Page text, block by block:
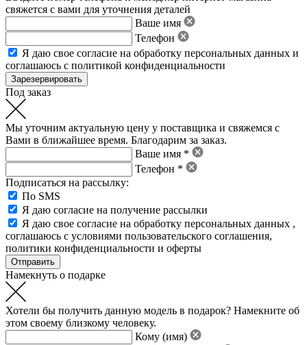
свяжется с вами для уточнения деталей
Ваше имя
Телефон
Я даю свое согласие на обработку персональных данных и
соглашаюсь с политикой конфиденциальности
Под заказ
Мы уточним актуальную цену у поставщика и свяжемся с
Вами в ближайшее время. Благодарим за заказ.
Ваше имя *
Телефон *
Подписаться на рассылку:
По SMS
Я даю согласие на получение рассылки
Я даю свое согласие на обработку персональных данных ,
соглашаюсь с условиями пользовательского соглашения,
политики конфиденциальности и оферты
Намекнуть о подарке
Хотели бы получить данную модель в подарок? Намекните об
этом своему близкому человеку.
Кому (имя)